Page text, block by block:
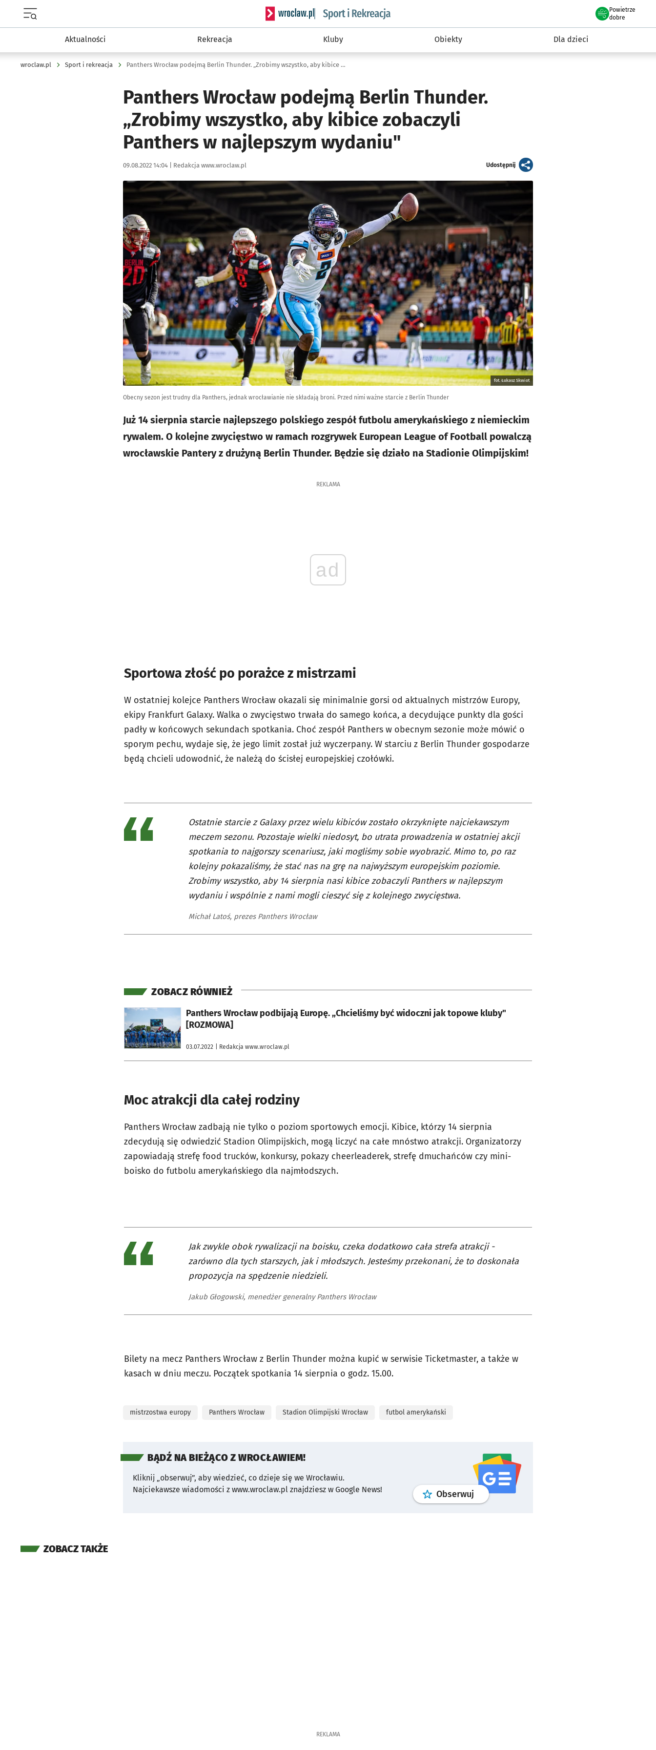
Serwis informacyjny wroclaw.pl podserwis: Sport i rekreacja
Powietrze
we Wrocławiu
dobre
Aktualności Rekreacja Kluby Obiekty Dla dzieci
wroclaw.pl Sport i rekreacja Panthers Wrocław podejmą Berlin Thunder. „Zrobimy wszystko, aby kibice zobaczyli Panthers w najlepszym wydaniu"
Panthers Wrocław podejmą Berlin Thunder.
„Zrobimy wszystko, aby kibice zobaczyli
Panthers w najlepszym wydaniu"
Data publikacji:
09.08.2022 14:04 | Autor:
Redakcja www.wroclaw.pl Udostępnijartykuł
Kliknij, aby powiększyć
fot. Łukasz Skwiot
Obecny sezon jest trudny dla Panthers, jednak wrocławianie nie składają broni. Przed nimi ważne starcie z Berlin Thunder
Już 14 sierpnia starcie najlepszego polskiego zespół futbolu amerykańskiego z niemieckim
rywalem. O kolejne zwycięstwo w ramach rozgrywek European League of Football powalczą
wrocławskie Pantery z drużyną Berlin Thunder. Będzie się działo na Stadionie Olimpijskim!
REKLAMA
ad
Sportowa złość po porażce z mistrzami
W ostatniej kolejce Panthers Wrocław okazali się minimalnie gorsi od aktualnych mistrzów Europy,
ekipy Frankfurt Galaxy. Walka o zwycięstwo trwała do samego końca, a decydujące punkty dla gości
padły w końcowych sekundach spotkania. Choć zespół Panthers w obecnym sezonie może mówić o
sporym pechu, wydaje się, że jego limit został już wyczerpany. W starciu z Berlin Thunder gospodarze
będą chcieli udowodnić, że należą do ścisłej europejskiej czołówki.
Ostatnie starcie z Galaxy przez wielu kibiców zostało okrzyknięte najciekawszym
meczem sezonu. Pozostaje wielki niedosyt, bo utrata prowadzenia w ostatniej akcji
spotkania to najgorszy scenariusz, jaki mogliśmy sobie wyobrazić. Mimo to, po raz
kolejny pokazaliśmy, że stać nas na grę na najwyższym europejskim poziomie.
Zrobimy wszystko, aby 14 sierpnia nasi kibice zobaczyli Panthers w najlepszym
wydaniu i wspólnie z nami mogli cieszyć się z kolejnego zwycięstwa.
Michał Latoś, prezes Panthers Wrocław
ZOBACZ RÓWNIEŻ
Panthers Wrocław podbijają Europę. „Chcieliśmy być widoczni jak topowe kluby"
[ROZMOWA]
03.07.2022 | Redakcja www.wroclaw.pl
otworzy się w nowej karcie
Moc atrakcji dla całej rodziny
Panthers Wrocław zadbają nie tylko o poziom sportowych emocji. Kibice, którzy 14 sierpnia
zdecydują się odwiedzić Stadion Olimpijskich, mogą liczyć na całe mnóstwo atrakcji. Organizatorzy
zapowiadają strefę food trucków, konkursy, pokazy cheerleaderek, strefę dmuchańców czy mini-
boisko do futbolu amerykańskiego dla najmłodszych.
Jak zwykle obok rywalizacji na boisku, czeka dodatkowo cała strefa atrakcji -
zarówno dla tych starszych, jak i młodszych. Jesteśmy przekonani, że to doskonała
propozycja na spędzenie niedzieli.
Jakub Głogowski, menedżer generalny Panthers Wrocław
Bilety na mecz Panthers Wrocław z Berlin Thunder można kupić w serwisie Ticketmaster, a także w
kasach w dniu meczu. Początek spotkania 14 sierpnia o godz. 15.00.
mistrzostwa europy Panthers Wrocław Stadion Olimpijski Wrocław futbol amerykański
BĄDŹ NA BIEŻĄCO Z WROCŁAWIEM!
Kliknij „obserwuj”, aby wiedzieć, co dzieje się we Wrocławiu.
Najciekawsze wiadomości z www.wroclaw.pl znajdziesz w Google News!
Obserwuj profilgoogle news
ZOBACZ TAKŻE
REKLAMA